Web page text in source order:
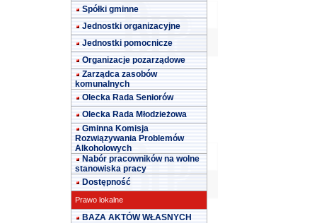
Spółki gminne
Jednostki organizacyjne
Jednostki pomocnicze
Organizacje pozarządowe
Zarządca zasobów
komunalnych
Olecka Rada Seniorów
Olecka Rada Młodzieżowa
Gminna Komisja
Rozwiązywania Problemów
Alkoholowych
Nabór pracowników na wolne
stanowiska pracy
Dostępność
Prawo lokalne
BAZA AKTÓW WŁASNYCH